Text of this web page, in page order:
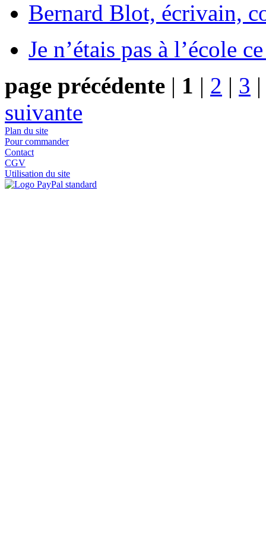
Bernard Blot, écrivain,
Je n’étais pas à l’école
page précédente | 1 | 2 | 3
suivante
Plan du site
Pour commander
Contact
CGV
Utilisation du site